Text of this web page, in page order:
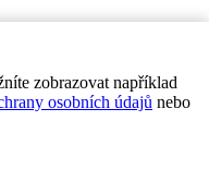
zobrazovat například
osobních údajů nebo